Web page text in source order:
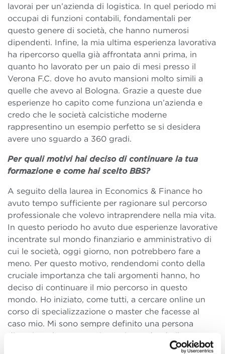
lavorai per un’azienda di logistica. In quel periodo mi
occupai di funzioni contabili, fondamentali per
questo genere di società, che hanno numerosi
dipendenti. Infine, la mia ultima esperienza lavorativa
ha ripercorso quella già affrontata anni prima, in
quanto ho lavorato per un paio di mesi presso il
Verona F.C. dove ho avuto mansioni molto simili a
quelle che avevo al Bologna. Grazie a queste due
esperienze ho capito come funziona un’azienda e
credo che le società calcistiche moderne
rappresentino un esempio perfetto se si desidera
avere uno sguardo a 360 gradi.
Per quali motivi hai deciso di continuare la tua
formazione e come hai scelto BBS?
A seguito della laurea in Economics & Finance ho
avuto tempo sufficiente per ragionare sul percorso
professionale che volevo intraprendere nella mia vita.
In questo periodo ho avuto due esperienze lavorative
incentrate sul mondo finanziario e amministrativo di
cui le società, oggi giorno, non potrebbero fare a
meno. Per questo motivo, rendendomi conto della
cruciale importanza che tali argomenti hanno, ho
deciso di continuare il mio percorso in questo
mondo. Ho iniziato, come tutti, a cercare online un
corso di specializzazione o master che facesse al
caso mio. Mi sono sempre definito una persona
dinamica, al passo con i tempi, e vedendo il
programma offerto dal corso Finance & Fintech ho